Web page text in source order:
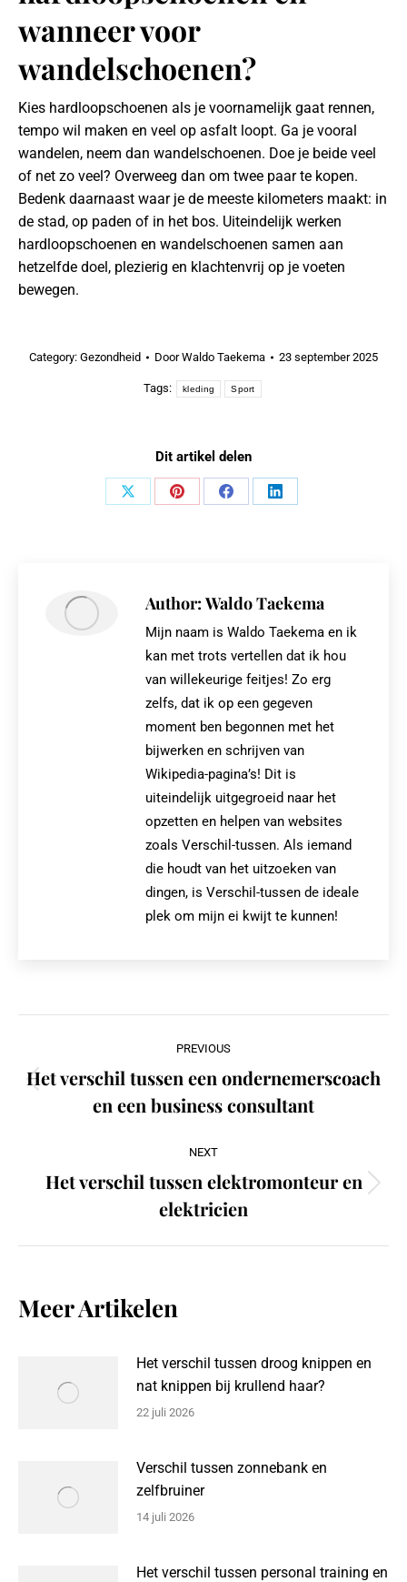
wanneer voor
wandelschoenen?
Kies hardloopschoenen als je voornamelijk gaat rennen,
tempo wil maken en veel op asfalt loopt. Ga je vooral
wandelen, neem dan wandelschoenen. Doe je beide veel
of net zo veel? Overweeg dan om twee paar te kopen.
Bedenk daarnaast waar je de meeste kilometers maakt: in
de stad, op paden of in het bos. Uiteindelijk werken
hardloopschoenen en wandelschoenen samen aan
hetzelfde doel, plezierig en klachtenvrij op je voeten
bewegen.
Category: Gezondheid DoorWaldo Taekema 23 september 2025
Tags: kleding Sport
Dit artikel delen
Share
Share
Share
Share
Author: Waldo Taekema
Mijn naam is Waldo Taekema en ik
kan met trots vertellen dat ik hou
van willekeurige feitjes! Zo erg
zelfs, dat ik op een gegeven
moment ben begonnen met het
bijwerken en schrijven van
Wikipedia-pagina’s! Dit is
uiteindelijk uitgegroeid naar het
opzetten en helpen van websites
zoals Verschil-tussen. Als iemand
die houdt van het uitzoeken van
dingen, is Verschil-tussen de ideale
plek om mijn ei kwijt te kunnen!
navigation
PREVIOUS
Previous
post:
Het verschil tussen een ondernemerscoach
en een business consultant
NEXT
Next
post:
Het verschil tussen elektromonteur en
elektricien
Meer Artikelen
Het verschil tussen droog knippen en
nat knippen bij krullend haar?
22 juli 2026
Verschil tussen zonnebank en
zelfbruiner
14 juli 2026
Het verschil tussen personal training en